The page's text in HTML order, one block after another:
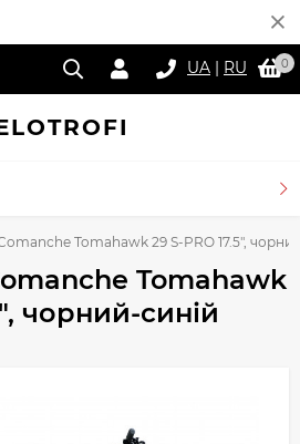
UA | RU 0
TROFI
Tomahawk 29 S-PRO 17.5",
Tomahawk
чорний-синій